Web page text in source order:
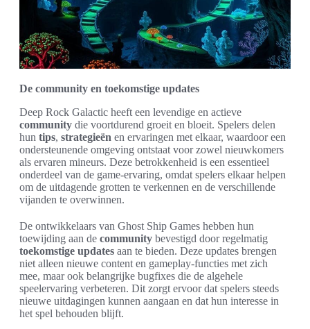
De community en toekomstige updates
Deep Rock Galactic heeft een levendige en actieve
community die voortdurend groeit en bloeit. Spelers delen
hun tips, strategieën en ervaringen met elkaar, waardoor een
ondersteunende omgeving ontstaat voor zowel nieuwkomers
als ervaren mineurs. Deze betrokkenheid is een essentieel
onderdeel van de game-ervaring, omdat spelers elkaar helpen
om de uitdagende grotten te verkennen en de verschillende
vijanden te overwinnen.
De ontwikkelaars van Ghost Ship Games hebben hun
toewijding aan de community bevestigd door regelmatig
toekomstige updates aan te bieden. Deze updates brengen
niet alleen nieuwe content en gameplay-functies met zich
mee, maar ook belangrijke bugfixes die de algehele
speelervaring verbeteren. Dit zorgt ervoor dat spelers steeds
nieuwe uitdagingen kunnen aangaan en dat hun interesse in
het spel behouden blijft.